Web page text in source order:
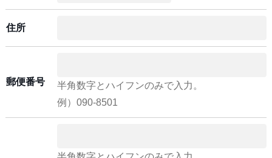
住所
郵便番号
半角数字とハイフンのみで入力。
例）090-8501